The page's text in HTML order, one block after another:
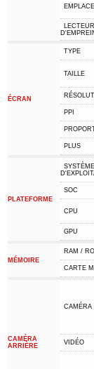
LECTEUR
ÉCRAN
TYPE
TAILLE
PPI
PLUS
PLATEFORME
SYSTÈME
SOC
CPU
GPU
MÉMOIRE
RAM /
CARTE
CAMÉRA
ARRIÈRE
CAMÉRA
VIDÉO